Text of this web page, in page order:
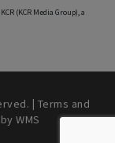
(KCR Media Group), a
| Terms and
byWMS